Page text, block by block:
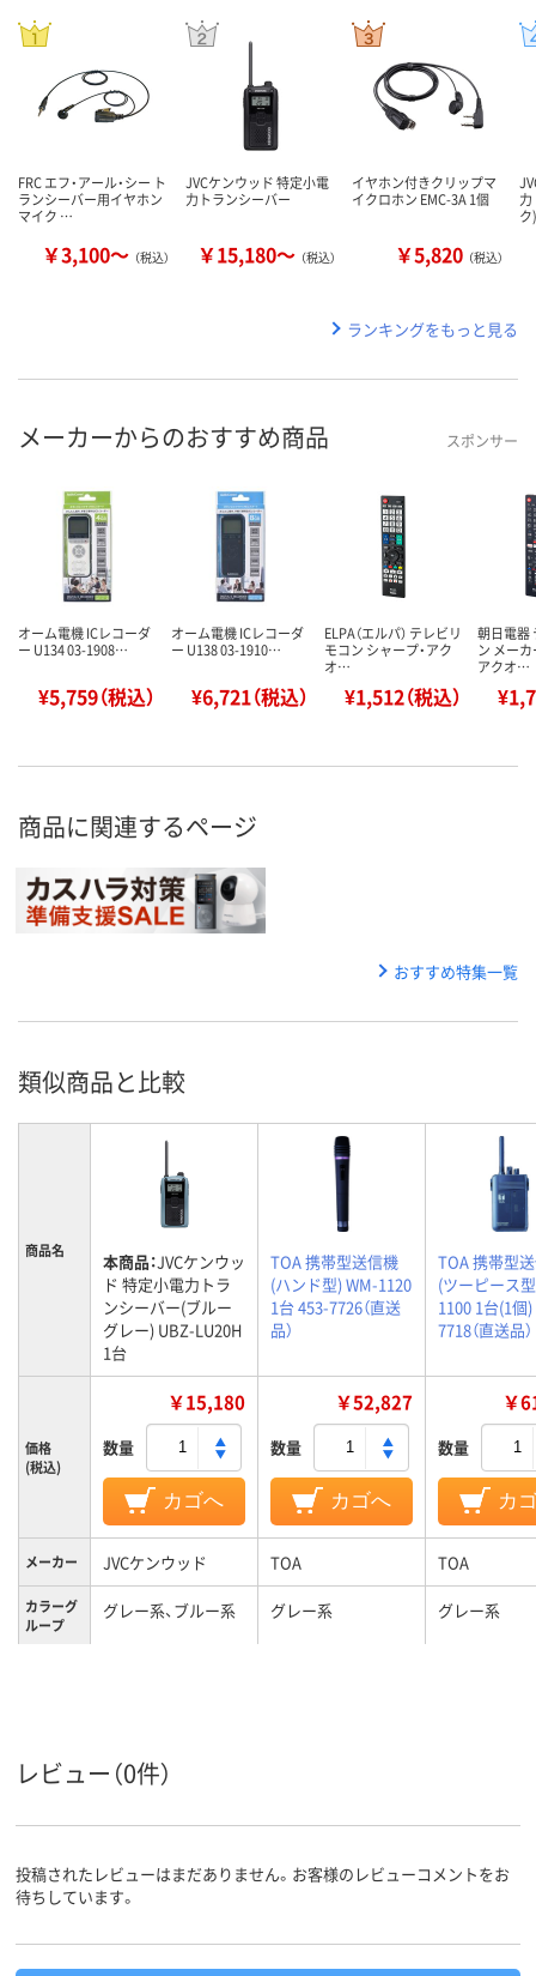
FRC エフ・アール・シー ト
ランシーバー用イヤホン
マイク …
￥3,100～ （税込）
JVCケンウッド 特定小電
力トランシーバー
￥15,180～ （税込）
イヤホン付きクリップマ
イクロホン EMC-3A 1個
￥5,820 （税込）
ランキングをもっと見る
メーカーからのおすすめ商品 スポンサー
オーム電機 ICレコーダ
ー U134 03-1908…
¥5,759（税込）
オーム電機 ICレコーダ
ー U138 03-1910…
¥6,721（税込）
ELPA（エルパ） テレビリ
モコン シャープ・アク
オ…
¥1,512（税込）
朝日電器
ン メー
アクオ…
商品に関連するページ
おすすめ特集一覧
類似商品と比較
商品名 本商品： JVCケンウッ
ド 特定小電力トラ
ンシーバー(ブルー
グレー) UBZ-LU20H
1台
TOA 携帯型送信機
(ハンド型) WM-1120
1台 453-7726（直送
品）
TOA 携帯型
(ツーピース
1100 1台(1個
7718（直送品）
価格
(税込)
￥15,180
数量
カゴへ
￥52,827
数量
カゴへ
￥
数量
カ
メーカー JVCケンウッド TOA TOA
カラーグ
ループ
グレー系、ブルー系 グレー系 グレー系
レビュー（0件）
投稿されたレビューはまだありません。お客様のレビューコメントをお
待ちしています。